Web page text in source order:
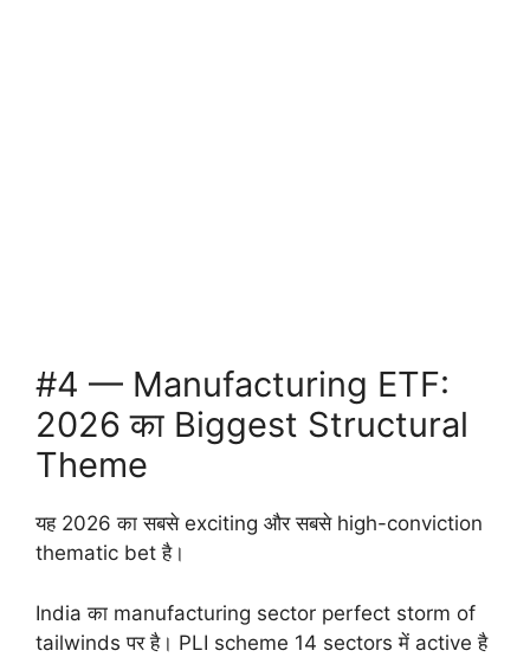
#4 — Manufacturing ETF:
2026 का Biggest Structural
Theme
यह 2026 का सबसे exciting और सबसे high-conviction
thematic bet है।
India का manufacturing sector perfect storm of
tailwinds पर है। PLI scheme 14 sectors में active है